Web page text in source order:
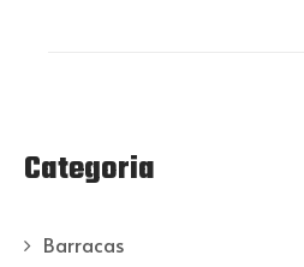
Categoria
Barracas